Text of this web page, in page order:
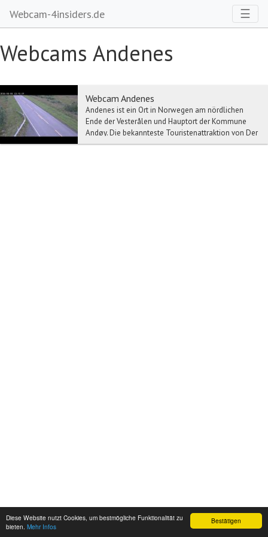
Bestätigen
Diese Website nutzt Cookies, um bestmögliche Funktionalität zu
bieten. Mehr Infos
Webcam-4insiders.de ☰
Webcams Andenes
Webcam Andenes
Andenes ist ein Ort in Norwegen am nördlichen
Ende der Vesterålen und Hauptort der Kommune
Andøy. Die bekannteste Touristenattraktion von Der
Ort ...